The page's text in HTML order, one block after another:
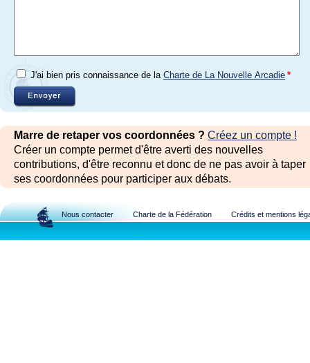
J'ai bien pris connaissance de la Charte de La Nouvelle Arcadie *
Marre de retaper vos coordonnées ? Créez un compte !
Créer un compte permet d'être averti des nouvelles
contributions, d'être reconnu et donc de ne pas avoir à taper
ses coordonnées pour participer aux débats.
Nous contacter Charte de la Fédération Crédits et mentions